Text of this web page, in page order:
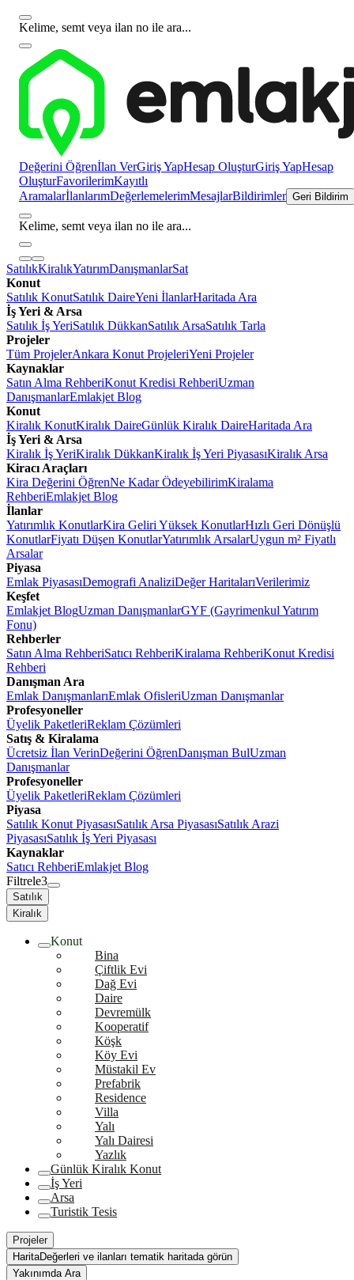
Kelime, semt veya ilan no ile ara...
Değerini Öğrenİlan VerGiriş YapHesap OluşturGiriş YapHesap
OluşturFavorilerimKayıtlı
AramalarİlanlarımDeğerlemelerimMesajlarBildirimler Geri Bildirim
Kelime, semt veya ilan no ile ara...
SatılıkKiralıkYatırımDanışmanlarSat
Konut
Satılık KonutSatılık DaireYeni İlanlarHaritada Ara
İş Yeri & Arsa
Satılık İş YeriSatılık DükkanSatılık ArsaSatılık Tarla
Projeler
Tüm ProjelerAnkara Konut ProjeleriYeni Projeler
Kaynaklar
Satın Alma RehberiKonut Kredisi RehberiUzman
DanışmanlarEmlakjet Blog
Konut
Kiralık KonutKiralık DaireGünlük Kiralık DaireHaritada Ara
İş Yeri & Arsa
Kiralık İş YeriKiralık DükkanKiralık İş Yeri PiyasasıKiralık Arsa
Kiracı Araçları
Kira Değerini ÖğrenNe Kadar ÖdeyebilirimKiralama
RehberiEmlakjet Blog
İlanlar
Yatırımlık KonutlarKira Geliri Yüksek KonutlarHızlı Geri Dönüşlü
KonutlarFiyatı Düşen KonutlarYatırımlık ArsalarUygun m² Fiyatlı
Arsalar
Piyasa
Emlak PiyasasıDemografi AnaliziDeğer HaritalarıVerilerimiz
Keşfet
Emlakjet BlogUzman DanışmanlarGYF (Gayrimenkul Yatırım
Fonu)
Rehberler
Satın Alma RehberiSatıcı RehberiKiralama RehberiKonut Kredisi
Rehberi
Danışman Ara
Emlak DanışmanlarıEmlak OfisleriUzman Danışmanlar
Profesyoneller
Üyelik PaketleriReklam Çözümleri
Satış & Kiralama
Ücretsiz İlan VerinDeğerini ÖğrenDanışman BulUzman
Danışmanlar
Profesyoneller
Üyelik PaketleriReklam Çözümleri
Piyasa
Satılık Konut PiyasasıSatılık Arsa PiyasasıSatılık Arazi
PiyasasıSatılık İş Yeri Piyasası
Kaynaklar
Satıcı RehberiEmlakjet Blog
Filtrele3
Satılık
Kiralık
Konut
Bina
Çiftlik Evi
Dağ Evi
Daire
Devremülk
Kooperatif
Köşk
Köy Evi
Müstakil Ev
Prefabrik
Residence
Villa
Yalı
Yalı Dairesi
Yazlık
Günlük Kiralık Konut
İş Yeri
Arsa
Turistik Tesis
Projeler
HaritaDeğerleri ve ilanları tematik haritada görün
Yakınımda Ara